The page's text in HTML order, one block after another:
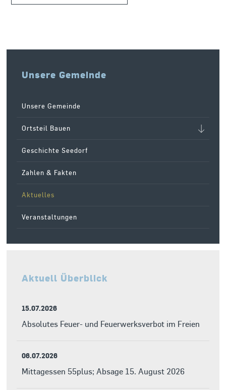
Unsere Gemeinde
Unsere Gemeinde
Ortsteil Bauen
Geschichte Seedorf
Zahlen & Fakten
Aktuelles
Veranstaltungen
Aktuell Überblick
15.07.2026
Absolutes Feuer- und Feuerwerksverbot im Freien
06.07.2026
Mittagessen 55plus; Absage 15. August 2026